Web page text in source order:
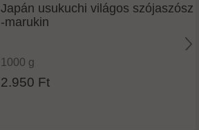
Japán usukuchi világos szójaszósz
-marukin
1000 g
2.950 Ft